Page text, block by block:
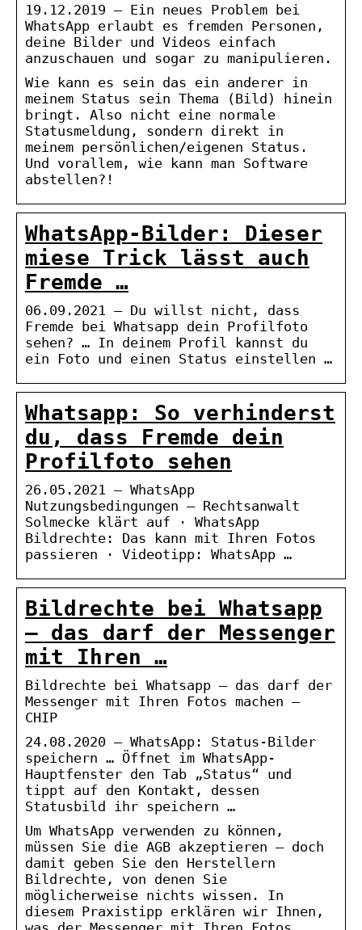
19.12.2019 — Ein neues Problem bei
WhatsApp erlaubt es fremden Personen,
deine Bilder und Videos einfach
anzuschauen und sogar zu manipulieren.
Wie kann es sein das ein anderer in
meinem Status sein Thema (Bild) hinein
bringt. Also nicht eine normale
Statusmeldung, sondern direkt in
meinem persönlichen/eigenen Status.
Und vorallem, wie kann man Software
abstellen?!
WhatsApp-Bilder: Dieser
miese Trick lässt auch
Fremde …
06.09.2021 — Du willst nicht, dass
Fremde bei Whatsapp dein Profilfoto
sehen? … In deinem Profil kannst du
ein Foto und einen Status einstellen …
Whatsapp: So verhinderst
du, dass Fremde dein
Profilfoto sehen
26.05.2021 — WhatsApp
Nutzungsbedingungen – Rechtsanwalt
Solmecke klärt auf · WhatsApp
Bildrechte: Das kann mit Ihren Fotos
passieren · Videotipp: WhatsApp …
Bildrechte bei Whatsapp
– das darf der Messenger
mit Ihren …
Bildrechte bei Whatsapp – das darf der
Messenger mit Ihren Fotos machen –
CHIP
24.08.2020 — WhatsApp: Status-Bilder
speichern … Öffnet im WhatsApp-
Hauptfenster den Tab „Status“ und
tippt auf den Kontakt, dessen
Statusbild ihr speichern …
Um WhatsApp verwenden zu können,
müssen Sie die AGB akzeptieren – doch
damit geben Sie den Herstellern
Bildrechte, von denen Sie
möglicherweise nichts wissen. In
diesem Praxistipp erklären wir Ihnen,